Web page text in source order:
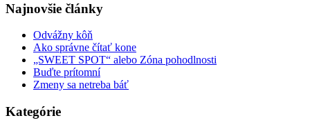
Najnovšie články
Odvážny kôň
Ako správne čítať kone
„SWEET SPOT“ alebo Zóna pohodlnosti
Buďte prítomní
Zmeny sa netreba báť
Kategórie